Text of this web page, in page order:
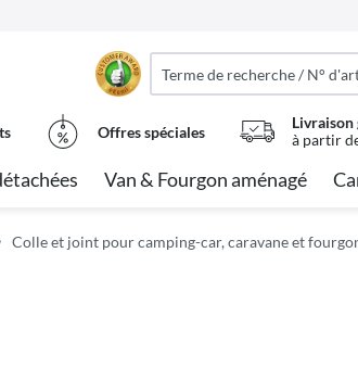
Offres spéciales
à partir
Van & Fourgon aménagé
Colle et joint pour camping-car, caravane et